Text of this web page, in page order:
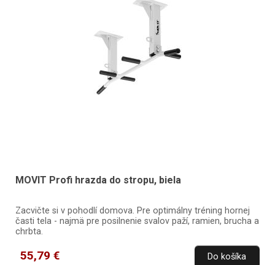
MOVIT Profi hrazda do stropu, biela
Zacvičte si v pohodlí domova. Pre optimálny tréning hornej
časti tela - najmä pre posilnenie svalov paží, ramien, brucha a
chrbta.
55,79 € Do košíka